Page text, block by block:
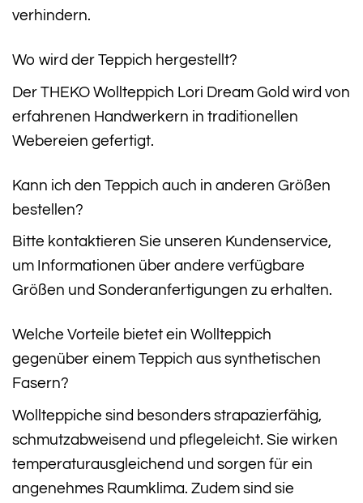
verhindern.
Wo wird der Teppich hergestellt?
Der THEKO Wollteppich Lori Dream Gold wird von
erfahrenen Handwerkern in traditionellen
Webereien gefertigt.
Kann ich den Teppich auch in anderen Größen
bestellen?
Bitte kontaktieren Sie unseren Kundenservice,
um Informationen über andere verfügbare
Größen und Sonderanfertigungen zu erhalten.
Welche Vorteile bietet ein Wollteppich
gegenüber einem Teppich aus synthetischen
Fasern?
Wollteppiche sind besonders strapazierfähig,
schmutzabweisend und pflegeleicht. Sie wirken
temperaturausgleichend und sorgen für ein
angenehmes Raumklima. Zudem sind sie